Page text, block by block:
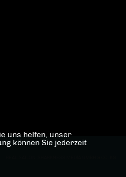
uns helfen, unser
können Sie jederzeit